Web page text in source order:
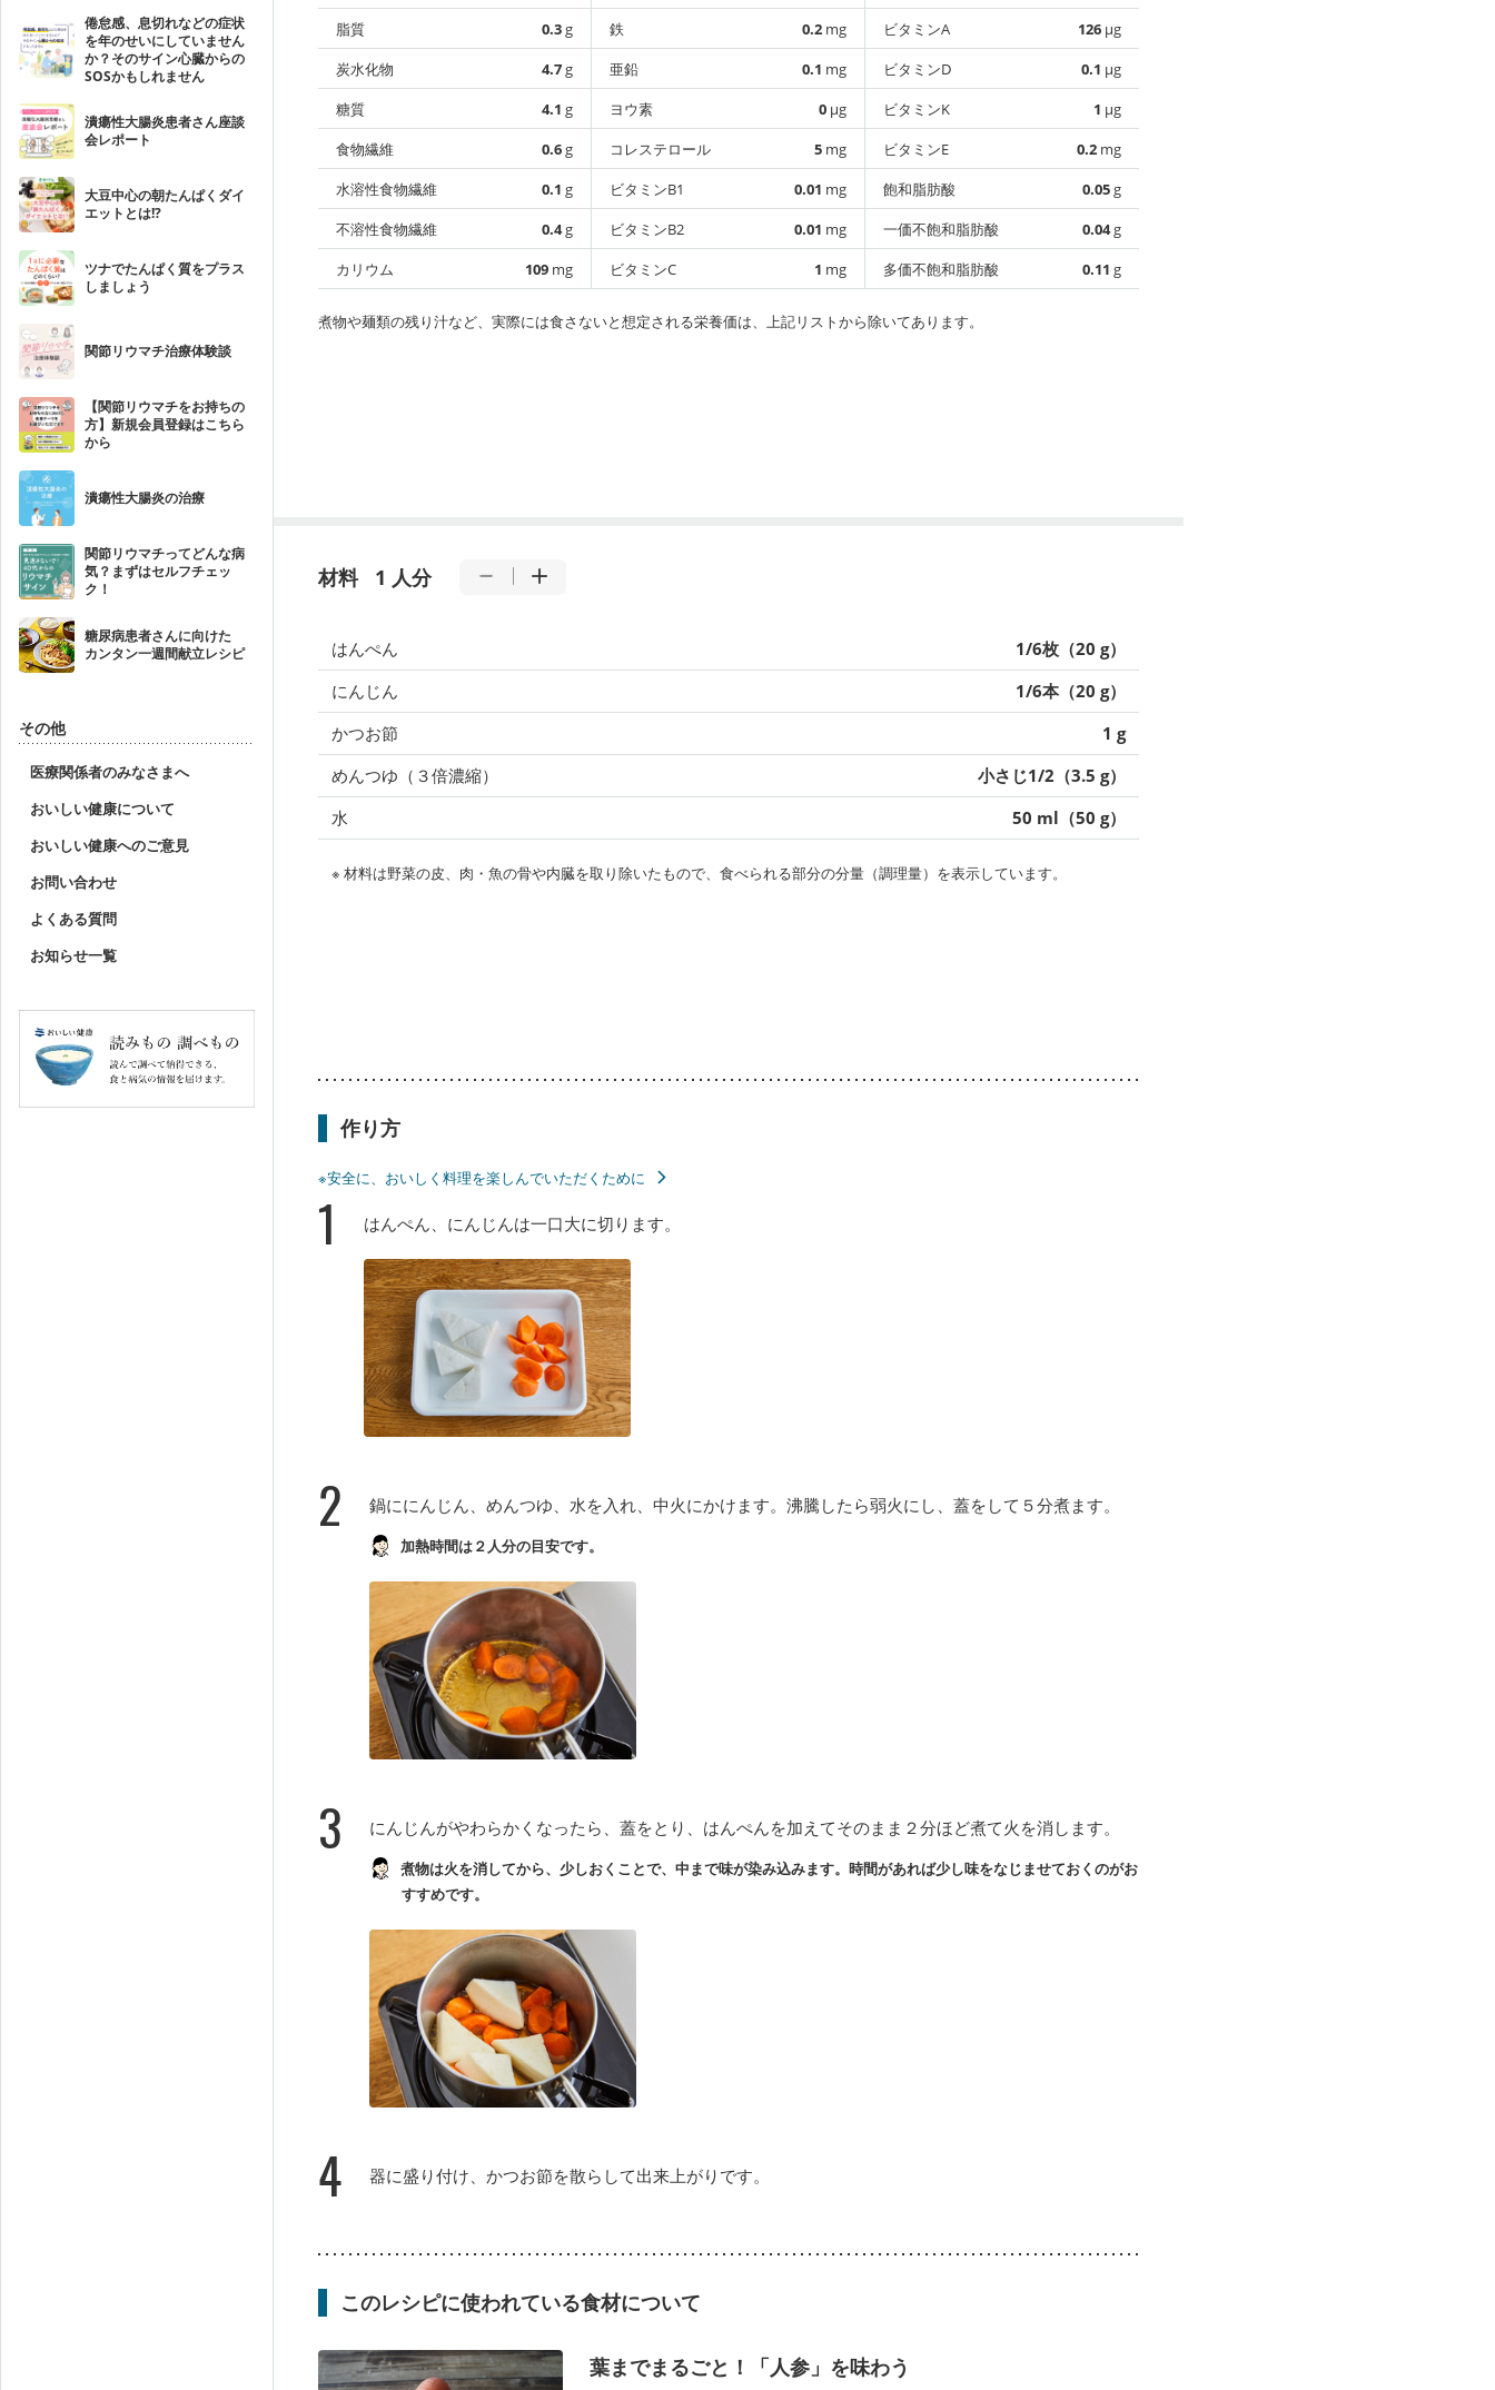
倦怠感、息切れなどの症状
を年のせいにしていません
か？そのサイン心臓からの
SOSかもしれません
潰瘍性大腸炎患者さん座談
会レポート
大豆中心の朝たんぱくダイ
エットとは!?
ツナでたんぱく質をプラス
しましょう
関節リウマチ治療体験談
【関節リウマチをお持ちの
方】新規会員登録はこちら
から
潰瘍性大腸炎の治療
関節リウマチってどんな病
気？まずはセルフチェッ
ク！
糖尿病患者さんに向けた
カンタン一週間献立レシピ
その他
医療関係者のみなさまへ
おいしい健康について
おいしい健康へのご意見
お問い合わせ
よくある質問
お知らせ一覧
脂質
0.3g
炭水化物
4.7g
糖質
4.1 g
食物繊維
0.6g
水溶性食物繊維
0.1 g
不溶性食物繊維
0.4g
カリウム
109 mg
鉄
0.2 mg
亜鉛
0.1 mg
ヨウ素
0 µg
コレステロール
5 mg
ビタミンB1
0.01 mg
ビタミンB2
0.01 mg
ビタミンC
1 mg
ビタミンA
126 µg
ビタミンD
0.1 µg
ビタミンK
1 µg
ビタミンE
0.2 mg
飽和脂肪酸
0.05g
一価不飽和脂肪酸
0.04g
多価不飽和脂肪酸
0.11 g
煮物や麺類の残り汁など、実際には食さないと想定される栄養価は、上記リストから除いてあります。
材料 1 人分
はんぺん
1/6枚（20 g）
にんじん
1/6本（20 g）
かつお節
1 g
めんつゆ（３倍濃縮）
小さじ1/2（3.5 g）
水
50 ml（50 g）
※ 材料は野菜の皮、肉・魚の骨や内臓を取り除いたもので、食べられる部分の分量（調理量）を表示しています。
作り方
※安全に、おいしく料理を楽しんでいただくために
1 はんぺん、にんじんは一口大に切ります。
2 鍋ににんじん、めんつゆ、水を入れ、中火にかけます。沸騰したら弱火にし、蓋をして５分煮ます。
加熱時間は２人分の目安です。
3 にんじんがやわらかくなったら、蓋をとり、はんぺんを加えてそのまま２分ほど煮て火を消します。
煮物は火を消してから、少しおくことで、中まで味が染み込みます。時間があれば少し味をなじませておくのがお
すすめです。
4 器に盛り付け、かつお節を散らして出来上がりです。
このレシピに使われている食材について
葉までまるごと！「人参」を味わう